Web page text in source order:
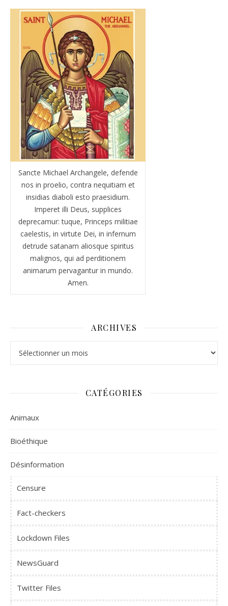
Sancte Michael Archangele, defende
nos in proelio, contra nequitiam et
insidias diaboli esto praesidium.
Imperet illi Deus, supplices
deprecamur: tuque, Princeps militiae
caelestis, in virtute Dei, in infernum
detrude satanam aliosque spiritus
malignos, qui ad perditionem
animarum pervagantur in mundo.
Amen.
ARCHIVES
CATÉGORIES
Animaux
Bioéthique
Désinformation
Censure
Fact-checkers
Lockdown Files
NewsGuard
Twitter Files